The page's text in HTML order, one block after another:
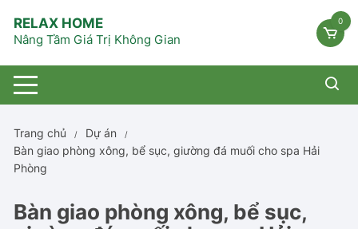
nội
dung
RELAX HOME
Nâng Tầm Giá Trị Không Gian
0
Trang chủ
Dự án
Bàn giao phòng xông, bể sục, giường đá muối cho spa Hải
Phòng
Bàn giao phòng xông, bể sục,